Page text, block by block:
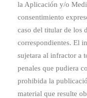
la Aplicación y/o
consentimiento
caso del titular de los
correspondientes. El
sujetara al infractor a
penales que pudiera
prohibida la
material que resulte